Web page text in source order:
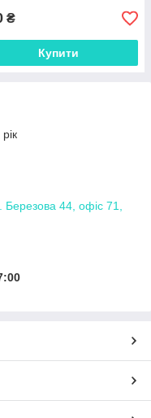
₴
Купити
44, офіс 71,